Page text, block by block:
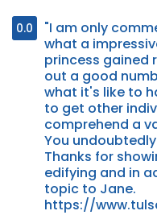
0.0
"I am only
what a
princess gained
out a good
what it's like to
to get other
comprehend a
You
Thanks for
edifying and in
topic to Jane.
https://